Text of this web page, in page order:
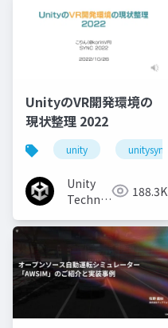
UnityのVR開発環境の
現状整理 2022
unity unitysync
Unity
Technologies188.3K